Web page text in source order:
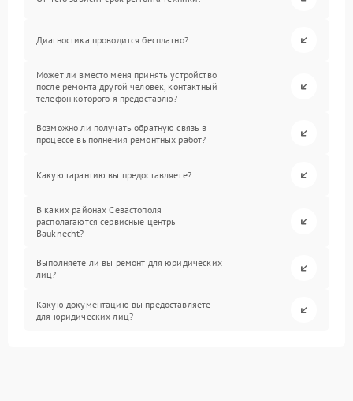
Диагностика проводится бесплатно?
Может ли вместо меня принять устройство
после ремонта другой человек, контактный
телефон которого я предоставлю?
Возможно ли получать обратную связь в
процессе выполнения ремонтных работ?
Какую гарантию вы предоставляете?
В каких районах Севастополя
располагаются сервисные центры
Bauknecht?
Выполняете ли вы ремонт для юридических
лиц?
Какую документацию вы предоставляете
для юридических лиц?